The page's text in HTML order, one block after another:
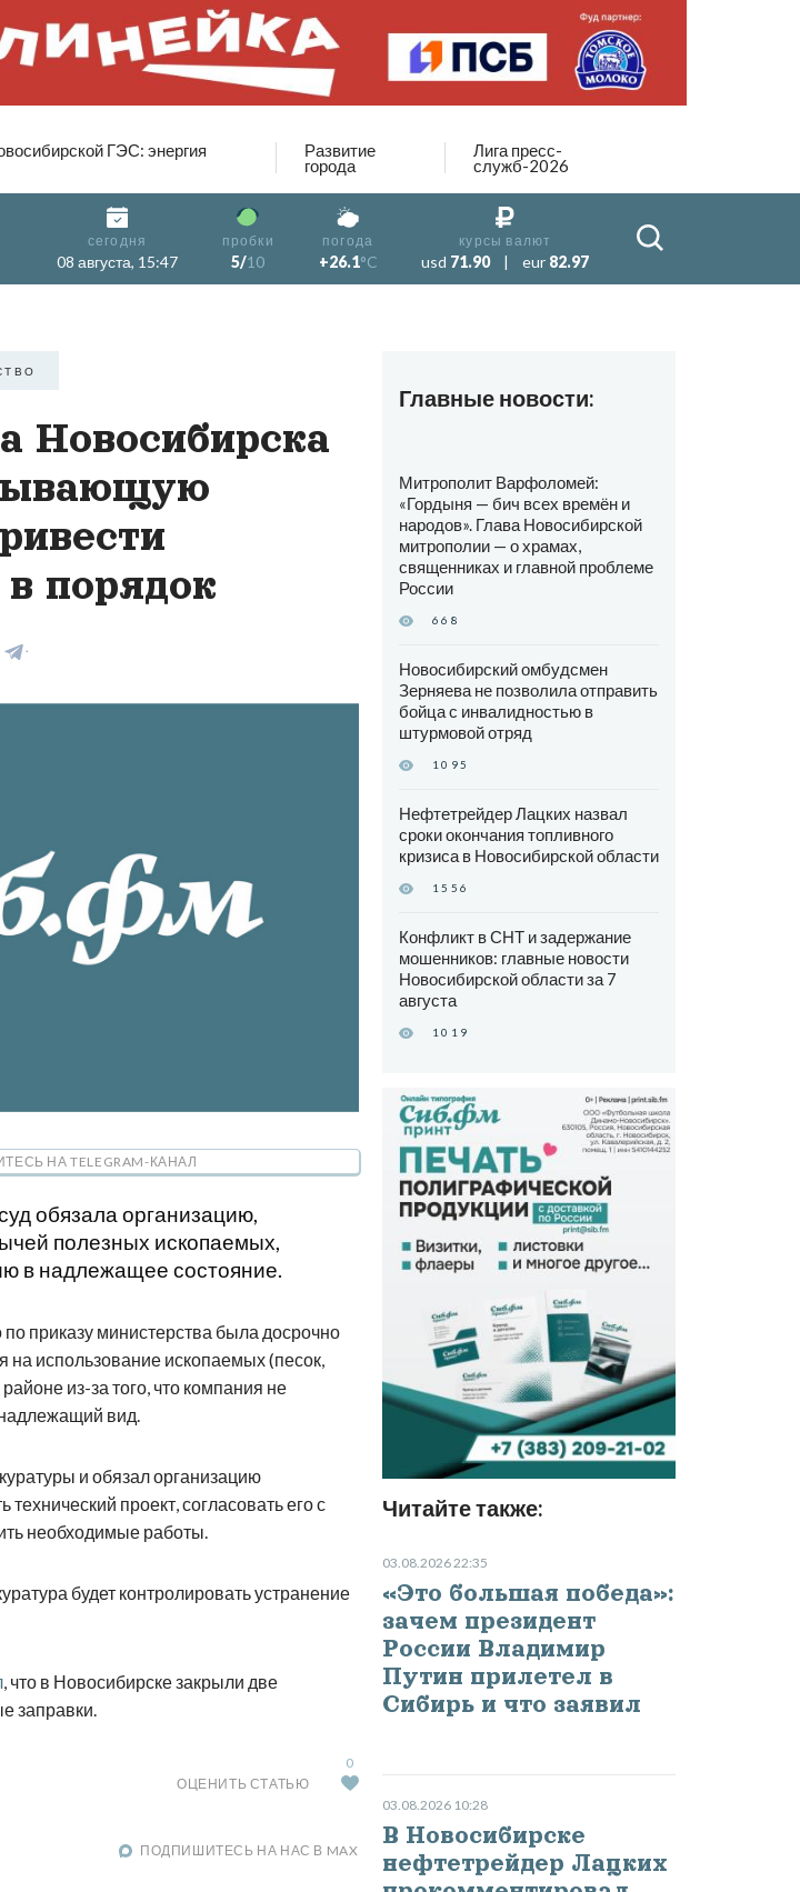
ГЭС: энергия Развитие
города
Лига пресс-
служб-2026
сегодня
08 августа, 15:47
пробки
5/10
погода
+26.1°C
курсы валют
usd 71.90 | eur 82.97
Новосибирска
порядок
НА TELEGRAM-КАНАЛ
обязала организацию,
полезных ископаемых,
в надлежащее состояние.
по приказу министерства была досрочно
на использование ископаемых (песок,
из-за того, что компания не
вид.
и обязал организацию
технический проект, согласовать его с
необходимые работы.
будет контролировать устранение
, что в Новосибирске закрыли две
заправки.
ОЦЕНИТЬ СТАТЬЮ
0
ПОДПИШИТЕСЬ НА НАС В MAX
Главные новости:
Митрополит Варфоломей:
«Гордыня — бич всех времён и
народов». Глава Новосибирской
митрополии — о храмах,
священниках и главной проблеме
России
668
Новосибирский омбудсмен
Зерняева не позволила отправить
бойца с инвалидностью в
штурмовой отряд
1095
Нефтетрейдер Лацких назвал
сроки окончания топливного
кризиса в Новосибирской области
1556
Конфликт в СНТ и задержание
мошенников: главные новости
Новосибирской области за 7
августа
1019
Читайте также:
03.08.2026 22:35
«Это большая победа»:
зачем президент
России Владимир
Путин прилетел в
Сибирь и что заявил
03.08.2026 10:28
В Новосибирске
нефтетрейдер Лацких